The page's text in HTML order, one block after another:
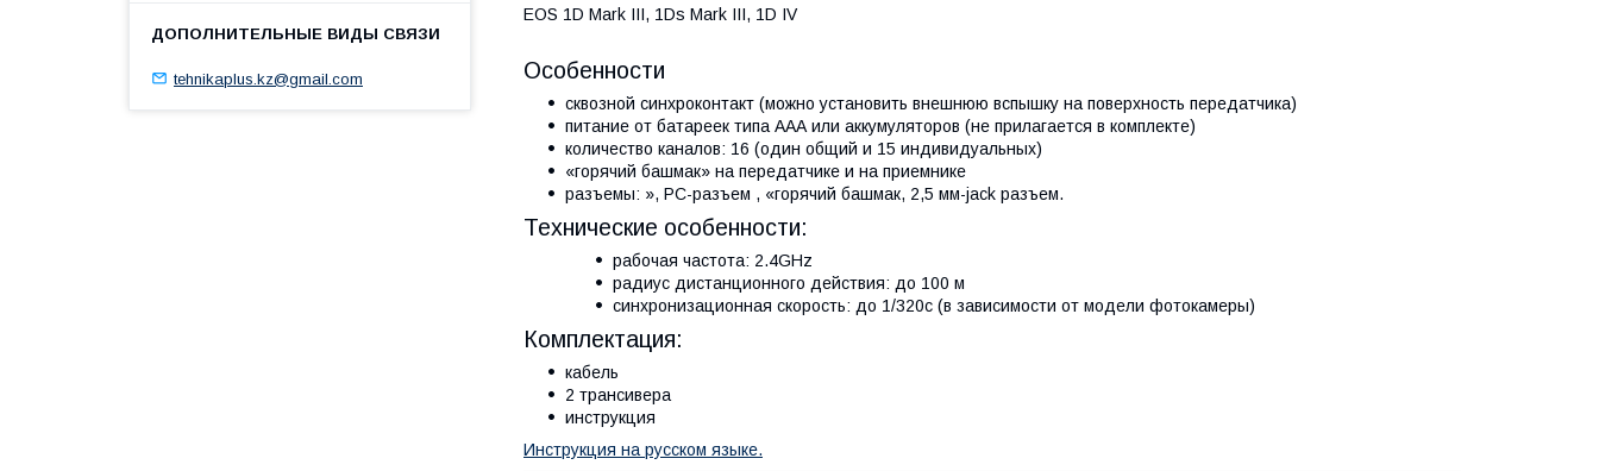
EOS 1D Mark III, 1Ds Mark III, 1D IV
Особенности
сквозной синхроконтакт (можно установить внешнюю вспышку на поверхность передатчика)
питание от батареек типа AAА или аккумуляторов (не прилагается в комплекте)
количество каналов: 16 (один общий и 15 индивидуальных)
«горячий башмак» на передатчике и на приемнике
разъемы: », PC-разъем , «горячий башмак, 2,5 мм-jack разъем.
Технические особенности:
рабочая частота: 2.4GHz
радиус дистанционного действия: до 100 м
синхронизационная скорость: до 1/320с (в зависимости от модели фотокамеры)
Комплектация:
кабель
2 трансивера
инструкция
Инструкция на русском языке.
tehnikaplus.kz@gmail.com